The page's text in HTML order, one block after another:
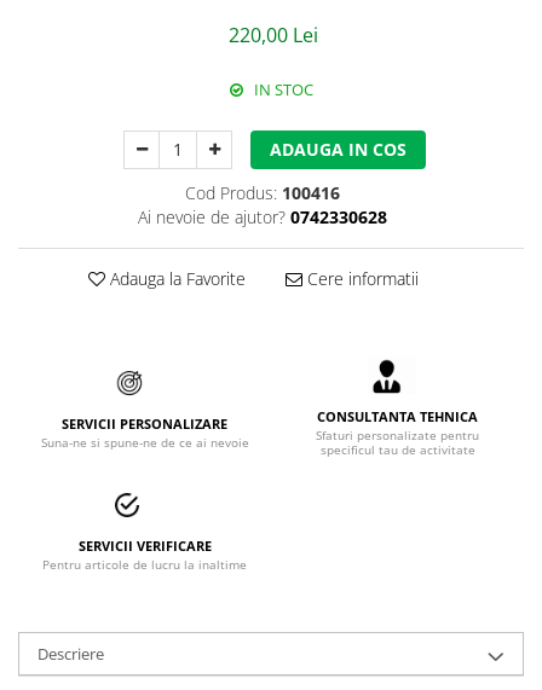
Accesorii alpinism utilitar
Mijloace de legatura
Opritoare de cadere
Puncte de ancorare
Incaltaminte
Pantofi de protectie
220,00 Lei
IN STOC
ADAUGA IN COS
Cod Produs: 100416
Ai nevoie de ajutor? 0742330628
Adauga la Favorite Cere informatii
SERVICII PERSONALIZARE
Suna-ne si spune-ne de ce ai nevoie
CONSULTANTA TEHNICA
Sfaturi personalizate pentru
specificul tau de activitate
SERVICII VERIFICARE
Pentru articole de lucru la inaltime
Descriere